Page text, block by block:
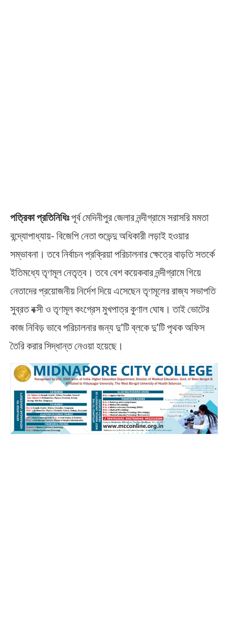
পত্রিকা প্রতিনিধিঃপূর্ব মেদিনীপুর জেলার নন্দীগ্রামে সরাসরি মমতা
বন্দ্যোপাধ্যায়- বিজেপি নেতা শুভেন্দু অধিকারী লড়াই হওয়ার
সম্ভাবনা। তবে নির্বাচন প্রক্রিয়া পরিচালনার ক্ষেত্রে বাড়তি সতর্কে
ইতিমধ্যে তৃণমূল নেতৃত্ব। তবে বেশ কয়েকবার নন্দীগ্রামে গিয়ে
নেতাদের প্রয়োজনীয় নির্দেশ দিয়ে এসেছেন তৃণমূলের রাজ্য সভাপতি
সুব্রত বক্সী ও তৃণমূল কংগ্রেস মুখপাত্র কুণাল ঘোষ। তাই ভোটের
কাজ নিবিড় ভাবে পরিচালনার জন্য দু’টি ব্লকে দু’টি পৃথক অফিস
তৈরি করার সিদ্ধান্ত নেওয়া হয়েছে।